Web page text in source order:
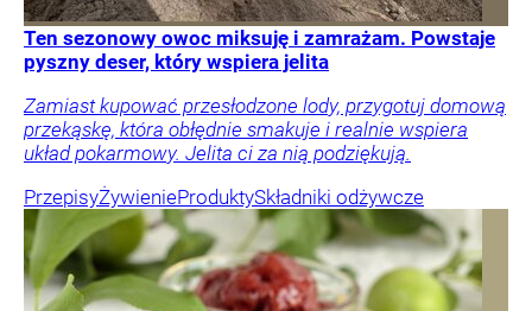
Ten sezonowy owoc miksuję i zamrażam. Powstaje
pyszny deser, który wspiera jelita
Zamiast kupować przesłodzone lody, przygotuj domową
przekąskę, która obłędnie smakuje i realnie wspiera
układ pokarmowy. Jelita ci za nią podziękują.
PrzepisyŻywienieProduktySkładniki odżywcze